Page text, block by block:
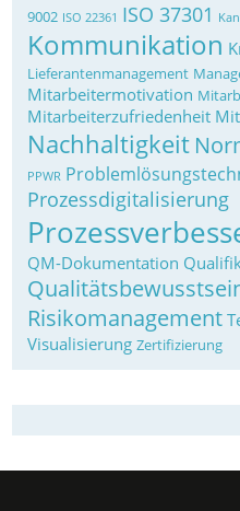
9002 ISO 22361 ISO 37301
Kommunikation
Lieferantenmanagement
Mitarbeitermotivation
Mitarbeiterzufriedenheit
Nachhaltigkeit
PPWR
Prozessdigitalisierung
QM-Dokumentation
Risikomanagement
Visualisierung Zertifizierung